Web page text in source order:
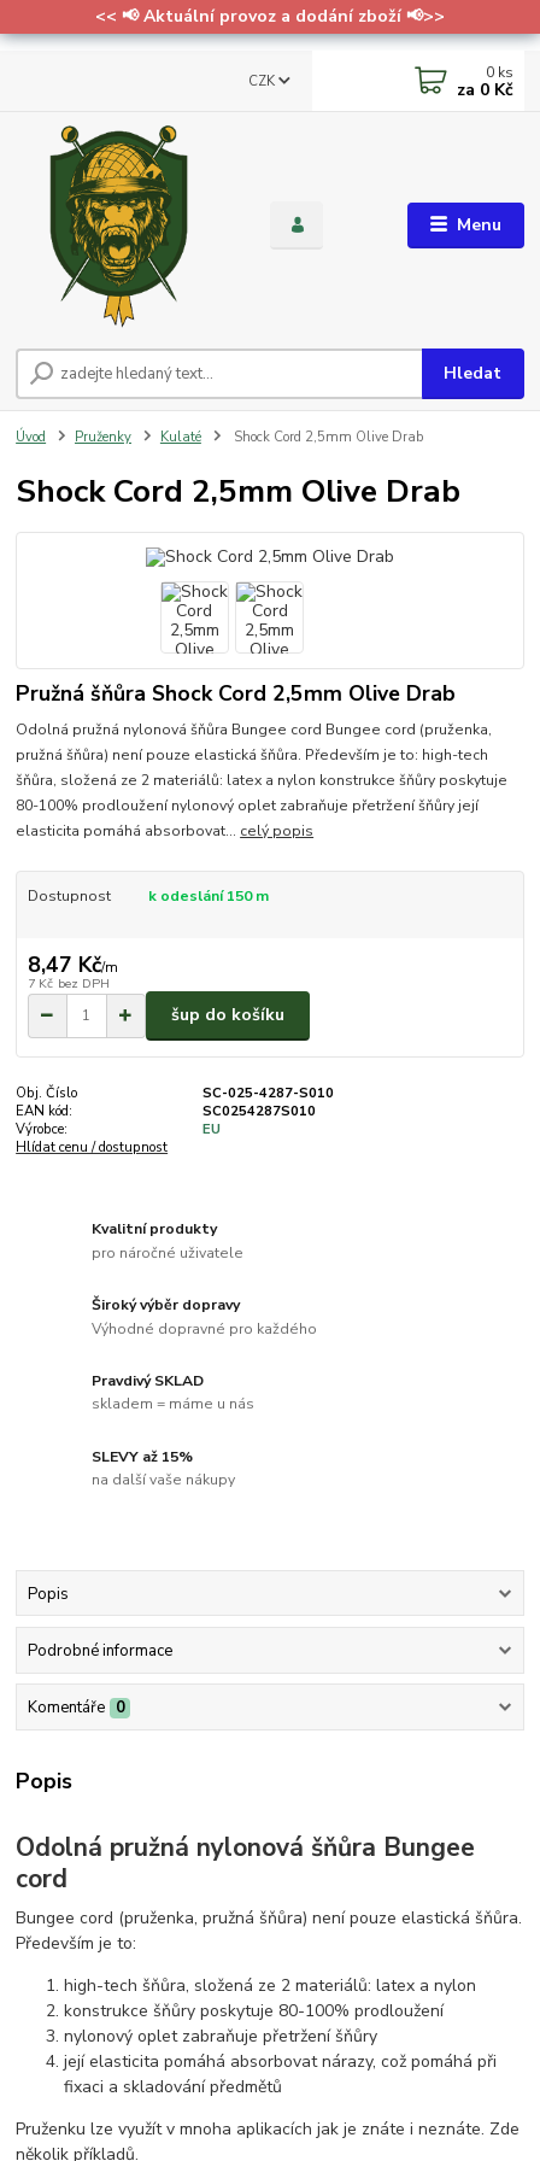
<< 📢 Aktuální provoz a dodání zboží 📢>>
Menu
CZK
Hledat
0 ks
za 0 Kč
Úvod Pruženky Kulaté Shock Cord 2,5mm Olive Drab
Shock Cord 2,5mm Olive Drab
Pružná šňůra Shock Cord 2,5mm Olive Drab
Odolná pružná nylonová šňůra Bungee cord Bungee cord (pruženka,
pružná šňůra) není pouze elastická šňůra. Především je to: high-tech
šňůra, složená ze 2 materiálů: latex a nylon konstrukce šňůry poskytuje
80-100% prodloužení nylonový oplet zabraňuje přetržení šňůry její
elasticita pomáhá absorbovat... celý popis
Dostupnost k odeslání 150 m
8,47 Kč/m
7 Kč bez DPH
šup do košíku
Obj. Číslo
SC-025-4287-S010
EAN kód:
SC0254287S010
Výrobce:
EU
Hlídat cenu / dostupnost
Kvalitní produkty
pro náročné uživatele
Široký výběr dopravy
Výhodné dopravné pro každého
Pravdivý SKLAD
skladem = máme u nás
SLEVY až 15%
na další vaše nákupy
Popis
Podrobné informace
Komentáře 0
Popis
Odolná pružná nylonová šňůra Bungee
cord
Bungee cord (pruženka, pružná šňůra) není pouze elastická šňůra.
Především je to:
high-tech šňůra, složená ze 2 materiálů: latex a nylon
konstrukce šňůry poskytuje 80-100% prodloužení
nylonový oplet zabraňuje přetržení šňůry
její elasticita pomáhá absorbovat nárazy, což pomáhá při
fixaci a skladování předmětů
Pruženku lze využít v mnoha aplikacích jak je znáte i neznáte. Zde
několik příkladů.